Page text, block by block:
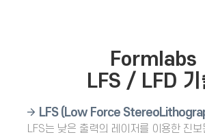
Formlabs
LFS / LFD 기
LFS (Low Force
LFS는 낮은 출력의 레이저를 이용한 진